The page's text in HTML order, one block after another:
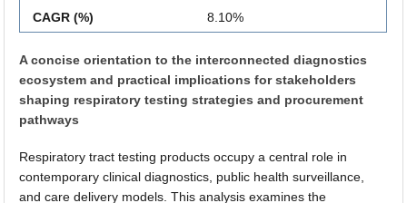
CAGR (%)
8.10%
A concise orientation to the interconnected diagnostics
ecosystem and practical implications for stakeholders
shaping respiratory testing strategies and procurement
pathways
Respiratory tract testing products occupy a central role in
contemporary clinical diagnostics, public health surveillance,
and care delivery models. This analysis examines the